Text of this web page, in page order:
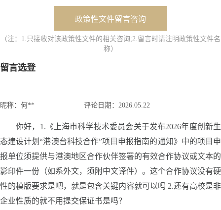
政策性文件留言咨询
（注：1.只接收对该政策性文件的相关咨询;2.留言时请注明政策性文件名
称）
留言选登
昵称： 何** 评论日期： 2026.05.22
你好，1.《上海市科学技术委员会关于发布2026年度创新生
态建设计划“港澳台科技合作”项目申报指南的通知》中的项目申
报单位须提供与港澳地区合作伙伴签署的有效合作协议或文本的
影印件一份（如系外文，须附中文译件）。这个合作协议没有硬
性的模版要求是吧，就是包含关键内容就可以吗 2.还有高校是非
企业性质的就不用提交保证书是吗？